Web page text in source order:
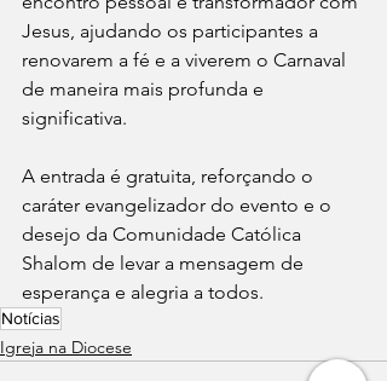
Jesus, ajudando os participantes a
renovarem a fé e a viverem o Carnaval
de maneira mais profunda e
significativa.
A entrada é gratuita, reforçando o
caráter evangelizador do evento e o
desejo da Comunidade Católica
Shalom de levar a mensagem de
esperança e alegria a todos.
Notícias
Igreja na Diocese